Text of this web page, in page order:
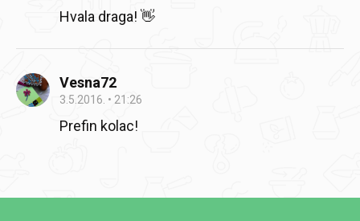
Hvala draga! 👋
Vesna72
3.5.2016. 21:26
Prefin kolac!